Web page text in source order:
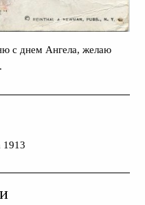
с днем Ангела, желаю
1913